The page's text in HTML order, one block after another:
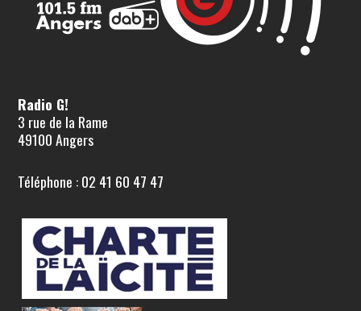
Radio G!
3 rue de la Rame
49100 Angers
Téléphone : 02 41 60 47 47